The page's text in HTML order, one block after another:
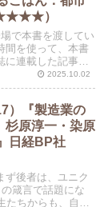
★★★★）
で本書を渡してい
間を使って、本書
連載した記事を
2025.10.02
）『製造業の
原淳一・染原
日経BP社
ず後者は、ユニク
箴言で話題にな
ちからも、自ら